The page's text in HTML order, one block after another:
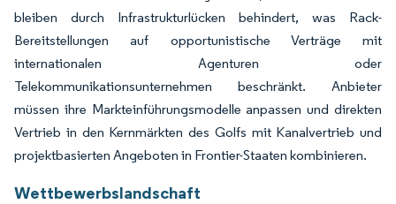
bleiben durch Infrastrukturlücken behindert, was Rack-
Bereitstellungen auf opportunistische Verträge mit
internationalen Agenturen oder
Telekommunikationsunternehmen beschränkt. Anbieter
müssen ihre Markteinführungsmodelle anpassen und direkten
Vertrieb in den Kernmärkten des Golfs mit Kanalvertrieb und
projektbasierten Angeboten in Frontier-Staaten kombinieren.
Wettbewerbslandschaft